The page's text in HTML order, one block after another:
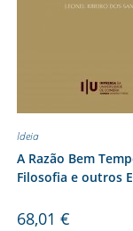
Ideia
A Razão Bem
Filosofia e outros
68,01 €